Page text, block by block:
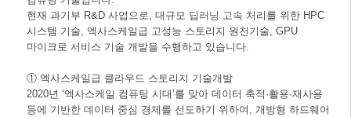
현재 과기부 R&D 사업으로, 대규모 딥러닝 고속 처리를 위한 HPC
시스템 기술, 엑사스케일급 고성능 스토리지 원천기술, GPU
마이크로 서비스 기술 개발을 수행하고 있습니다.
① 엑사스케일급 클라우드 스토리지 기술개발
2020년 ‘엑사스케일 컴퓨팅 시대’를 맞아 데이터 축적·활용·재사용
등에 기반한 데이터 중심 경제를 선도하기 위하여, 개방형 하드웨어